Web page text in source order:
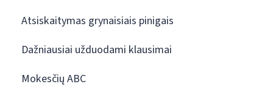
Atsiskaitymas grynaisiais pinigais
Dažniausiai užduodami klausimai
Mokesčių ABC